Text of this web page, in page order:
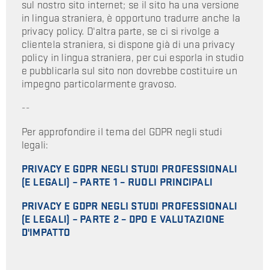
sul nostro sito internet; se il sito ha una versione
in lingua straniera, è opportuno tradurre anche la
privacy policy. D'altra parte, se ci si rivolge a
clientela straniera, si dispone già di una privacy
policy in lingua straniera, per cui esporla in studio
e pubblicarla sul sito non dovrebbe costituire un
impegno particolarmente gravoso.
--
Per approfondire il tema del GDPR negli studi
legali:
PRIVACY E GDPR NEGLI STUDI PROFESSIONALI
(E LEGALI) – PARTE 1 – RUOLI PRINCIPALI
PRIVACY E GDPR NEGLI STUDI PROFESSIONALI
(E LEGALI) – PARTE 2 – DPO E VALUTAZIONE
D'IMPATTO